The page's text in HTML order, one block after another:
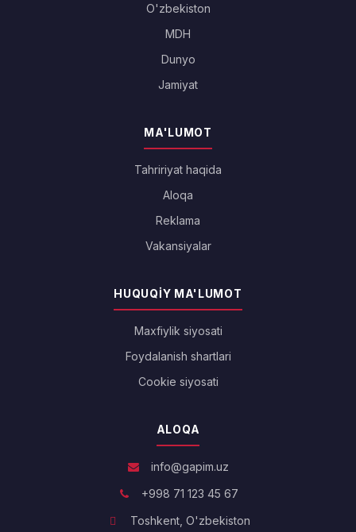
O'zbekiston
MDH
Dunyo
Jamiyat
MA'LUMOT
Tahririyat haqida
Aloqa
Reklama
Vakansiyalar
HUQUQIY MA'LUMOT
Maxfiylik siyosati
Foydalanish shartlari
Cookie siyosati
ALOQA
info@gapim.uz
+998 71 123 45 67
Toshkent, O'zbekiston